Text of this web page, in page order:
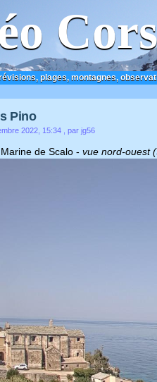
plages, montagnes,
Pino
2022, 15:34 , par jg56
de Scalo - vue nord-ouest